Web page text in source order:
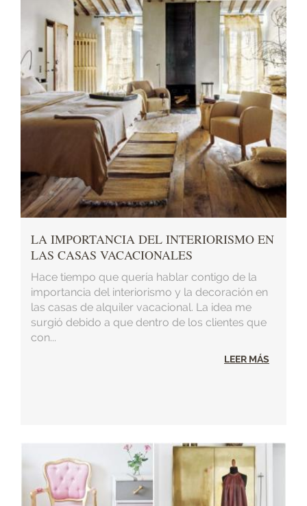
LA IMPORTANCIA DEL INTERIORISMO EN
LAS CASAS VACACIONALES
Hace tiempo que quería hablar contigo de la
importancia del interiorismo y la decoración en
las casas de alquiler vacacional. La idea me
surgió debido a que dentro de los clientes que
con...
LEER MÁS